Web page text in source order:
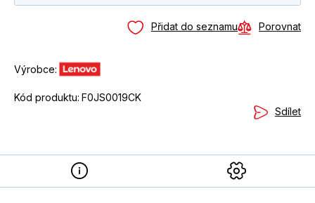
Přidat do seznamu Porovnat
Výrobce:
Kód produktu: F0JS0019CK
Sdílet